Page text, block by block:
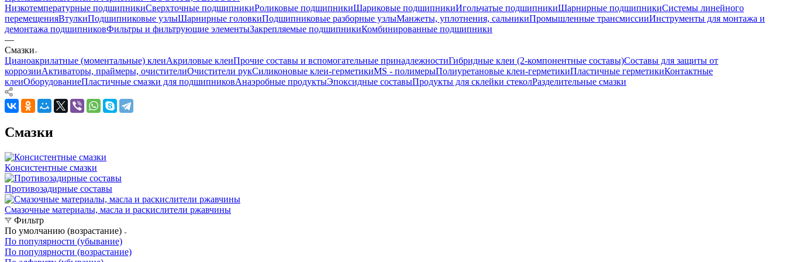
Низкотемпературные подшипникиСверхточные подшипникиРоликовые подшипникиШариковые подшипникиИгольчатые подшипникиШарнирные подшипникиСистемы линейного
перемещенияВтулкиПодшипниковые узлыШарнирные головкиПодшипниковые разборные узлыМанжеты, уплотнения, сальникиПромышленные трансмиссииИнструменты для монтажа и
демонтажа подшипниковФильтры и фильтрующие элементыЗакрепляемые подшипникиКомбинированные подшипники
—
Смазки
Цианоакрилатные (моментальные) клеиАкриловые клеиПрочие составы и вспомогательные принадлежностиГибридные клеи (2-компонентные составы)Составы для защиты от
коррозииАктиваторы, праймеры, очистителиОчистители рукСиликоновые клеи-герметикиMS - полимерыПолиуретановые клеи-герметикиПластичные герметикиКонтактные
клеиОборудованиеПластичные смазки для подшипниковАнаэробные продуктыЭпоксидные составыПродукты для склейки стеколРазделительные смазки
Смазки
Консистентные смазки
Противозадирные составы
Смазочные материалы, масла и раскислители ржавчины
Фильтр
По умолчанию (возрастание)
По популярности (убывание)
По популярности (возрастание)